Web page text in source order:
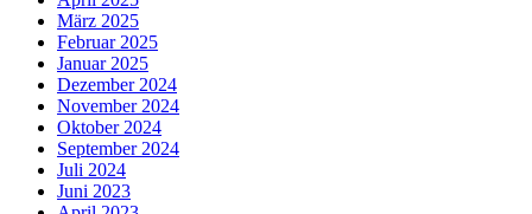
März 2025
Februar 2025
Januar 2025
Dezember 2024
November 2024
Oktober 2024
September 2024
Juli 2024
Juni 2023